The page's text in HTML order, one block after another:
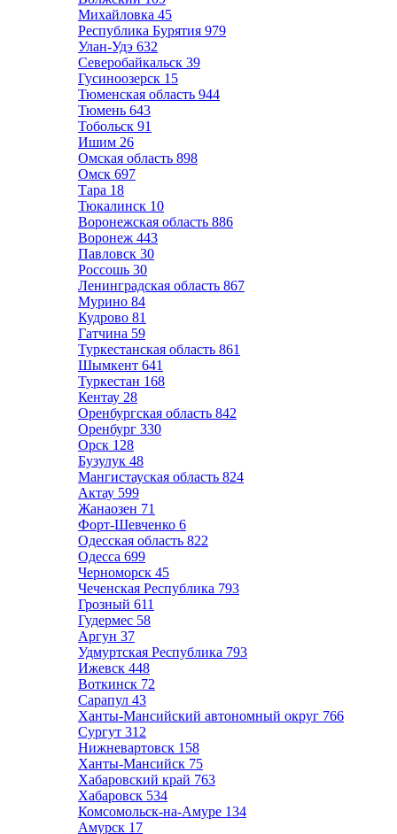
Михайловка 45
Республика Бурятия 979
Улан-Удэ 632
Северобайкальск 39
Гусиноозерск 15
Тюменская область 944
Тюмень 643
Тобольск 91
Ишим 26
Омская область 898
Омск 697
Тара 18
Тюкалинск 10
Воронежская область 886
Воронеж 443
Павловск 30
Россошь 30
Ленинградская область 867
Мурино 84
Кудрово 81
Гатчина 59
Туркестанская область 861
Шымкент 641
Туркестан 168
Кентау 28
Оренбургская область 842
Оренбург 330
Орск 128
Бузулук 48
Мангистауская область 824
Актау 599
Жанаозен 71
Форт-Шевченко 6
Одесская область 822
Одесса 699
Черноморск 45
Чеченская Республика 793
Грозный 611
Гудермес 58
Аргун 37
Удмуртская Республика 793
Ижевск 448
Воткинск 72
Сарапул 43
Ханты-Мансийский автономный округ 766
Сургут 312
Нижневартовск 158
Ханты-Мансийск 75
Хабаровский край 763
Хабаровск 534
Комсомольск-на-Амуре 134
Амурск 17